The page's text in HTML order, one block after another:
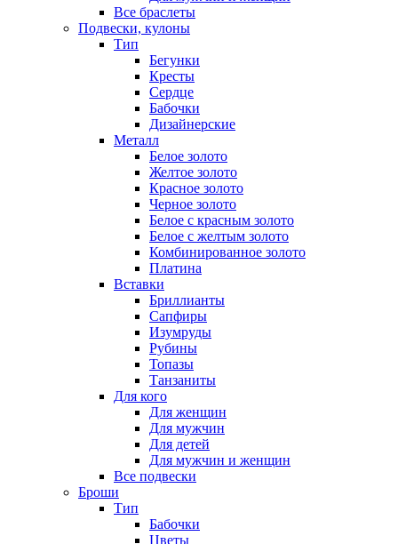
Все браслеты
Подвески, кулоны
Тип
Бегунки
Кресты
Сердце
Бабочки
Дизайнерские
Металл
Белое золото
Желтое золото
Красное золото
Черное золото
Белое с красным золото
Белое с желтым золото
Комбинированное золото
Платина
Вставки
Бриллианты
Сапфиры
Изумруды
Рубины
Топазы
Танзаниты
Для кого
Для женщин
Для мужчин
Для детей
Для мужчин и женщин
Все подвески
Броши
Тип
Бабочки
Цветы